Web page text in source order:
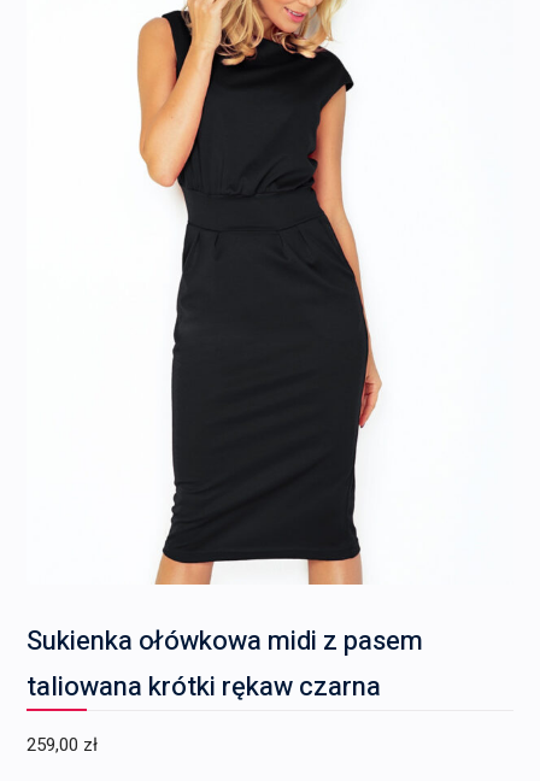
Sukienka ołówkowa midi z pasem
taliowana krótki rękaw czarna
259,00 zł